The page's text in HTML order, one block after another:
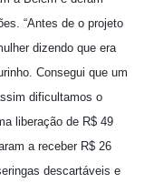
“Antes de o projeto
dizendo que era
Consegui que um
dificultamos o
liberação de R$ 49
a receber R$ 26
descartáveis e